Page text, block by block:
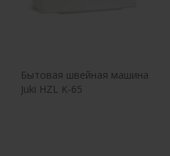
Бытовая швейная машина
Juki HZL K-65